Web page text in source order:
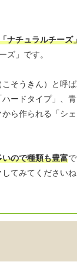
ナチュラルチーズ
ズ」です。
そうきん）と呼
ードタイプ」、
ら作られる「シ
ので種類も豊富
てみてくださいね